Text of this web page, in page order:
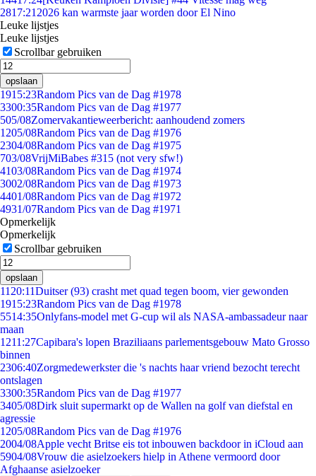
2817:21 2026 kan warmste jaar worden door El Nino
Leuke lijstjes
Leuke lijstjes
Scrollbar gebruiken
opslaan
1915:23Random Pics van de Dag #1978
3300:35Random Pics van de Dag #1977
505/08Zomervakantieweerbericht: aanhoudend zomers
1205/08Random Pics van de Dag #1976
2304/08Random Pics van de Dag #1975
703/08VrijMiBabes #315 (not very sfw!)
4103/08Random Pics van de Dag #1974
3002/08Random Pics van de Dag #1973
4401/08Random Pics van de Dag #1972
4931/07Random Pics van de Dag #1971
Opmerkelijk
Opmerkelijk
Scrollbar gebruiken
opslaan
11 20:11Duitser (93) crasht met quad tegen boom, vier gewonden
1915:23Random Pics van de Dag #1978
5514:35Onlyfans-model met G-cup wil als NASA-ambassadeur naar
maan
1211:27Capibara's lopen Braziliaans parlementsgebouw Mato Grosso
binnen
2306:40Zorgmedewerkster die 's nachts haar vriend bezocht terecht
ontslagen
3300:35Random Pics van de Dag #1977
3405/08Dirk sluit supermarkt op de Wallen na golf van diefstal en
agressie
1205/08Random Pics van de Dag #1976
2004/08Apple vecht Britse eis tot inbouwen backdoor in iCloud aan
5904/08Vrouw die asielzoekers hielp in Athene vermoord door
Afghaanse asielzoeker